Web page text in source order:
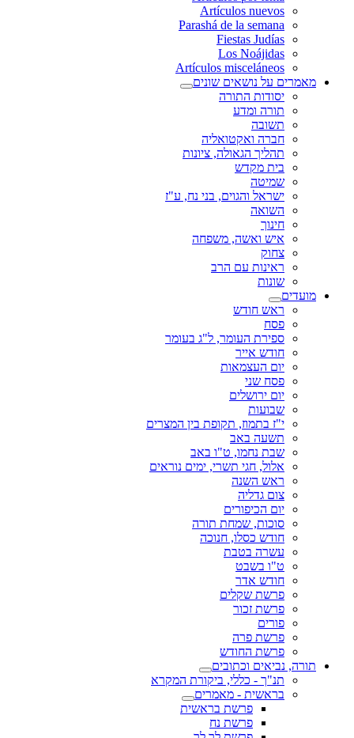
Artículos nuevos
Parashá de la semana
Fiestas Judías
Los Noájidas
Artículos misceláneos
מאמרים על נושאים שונים
יסודות התורה
תורה ומדע
תשובה
חברה ואקטואליה
תהליך הגאולה, ציונות
בית מקדש
שמיטה
ישראל והגוים, בני נח, ע"ז
השואה
חינוך
איש ואשה, משפחה
צחוק
ראינות עם הרב
שונות
מועדים
ראש חודש
פסח
ספירת העומר, ל"ג בעומר
חודש אייר
יום העצמאות
פסח שני
יום ירושלים
שבועות
י"ז בתמוז, תקופת בין המצרים
תשעה באב
שבת נחמו, ט"ו באב
אלול, חגי תשרי, ימים נוראים
ראש השנה
צום גדליה
יום הכיפורים
סוכות, שמחת תורה
חודש כסלו, חנוכה
עשרה בטבת
ט"ו בשבט
חודש אדר
פרשת שקלים
פרשת זכור
פורים
פרשת פרה
פרשת החודש
תורה, נביאים וכתובים
תנ"ך - כללי, ביקורת המקרא
בראשית - מאמרים
פרשת בראשית
פרשת נח